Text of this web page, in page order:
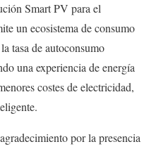
Smart PV para el
un ecosistema de consumo
tasa de autoconsumo
una experiencia de energía
costes de electricidad,
por la presencia